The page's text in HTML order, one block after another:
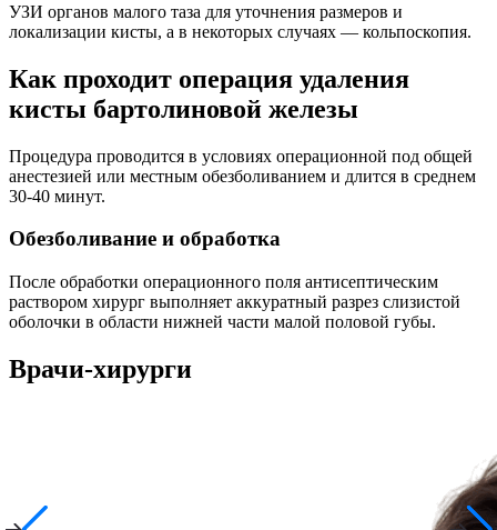
УЗИ органов малого таза для уточнения размеров и
локализации кисты, а в некоторых случаях — кольпоскопия.
Как проходит операция удаления
кисты бартолиновой железы
Процедура проводится в условиях операционной под общей
анестезией или местным обезболиванием и длится в среднем
30-40 минут.
Обезболивание и обработка
После обработки операционного поля антисептическим
раствором хирург выполняет аккуратный разрез слизистой
оболочки в области нижней части малой половой губы.
Врачи-хирурги